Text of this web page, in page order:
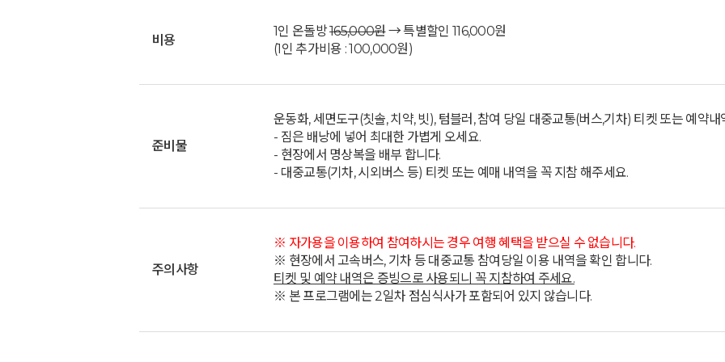
비용
1인 온돌방165,000원→ 특별할인 116,000원
(1인 추가비용 : 100,000원)
준비물
운동화, 세면도구(칫솔, 치약, 빗), 텀블러, 참여 당일 대중교통(버스,기차) 티켓 또는 예약내
- 짐은 배낭에 넣어 최대한 가볍게 오세요.
- 현장에서 명상복을 배부 합니다.
- 대중교통(기차, 시외버스 등) 티켓 또는 예매 내역을 꼭 지참 해주세요.
주의사항
※ 자가용을 이용하여 참여하시는 경우 여행 혜택을 받으실 수 없습니다.
※ 현장에서 고속버스, 기차 등 대중교통 참여당일 이용 내역을 확인 합니다.
티켓 및 예약 내역은 증빙으로 사용되니 꼭 지참하여 주세요.
※ 본 프로그램에는 2일차 점심식사가 포함되어 있지 않습니다.